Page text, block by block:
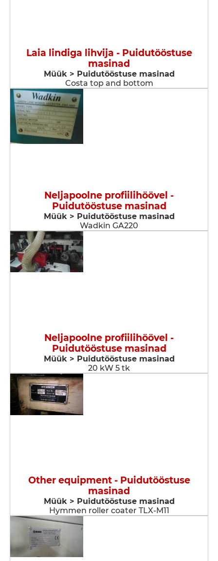
Laia lindiga lihvija - Puidutööstuse
masinad
Müük > Puidutööstuse masinad
Costa top and bottom
Neljapoolne profiilihöövel -
Puidutööstuse masinad
Müük > Puidutööstuse masinad
Wadkin GA220
Neljapoolne profiilihöövel -
Puidutööstuse masinad
Müük > Puidutööstuse masinad
20 kW 5 tk
Other equipment - Puidutööstuse
masinad
Müük > Puidutööstuse masinad
Hymmen roller coater TLX-M11